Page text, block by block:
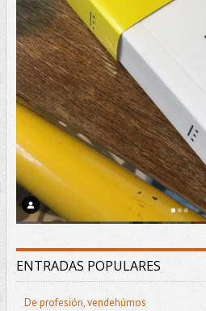
ENTRADAS POPULARES
De profesión, vendehúmos